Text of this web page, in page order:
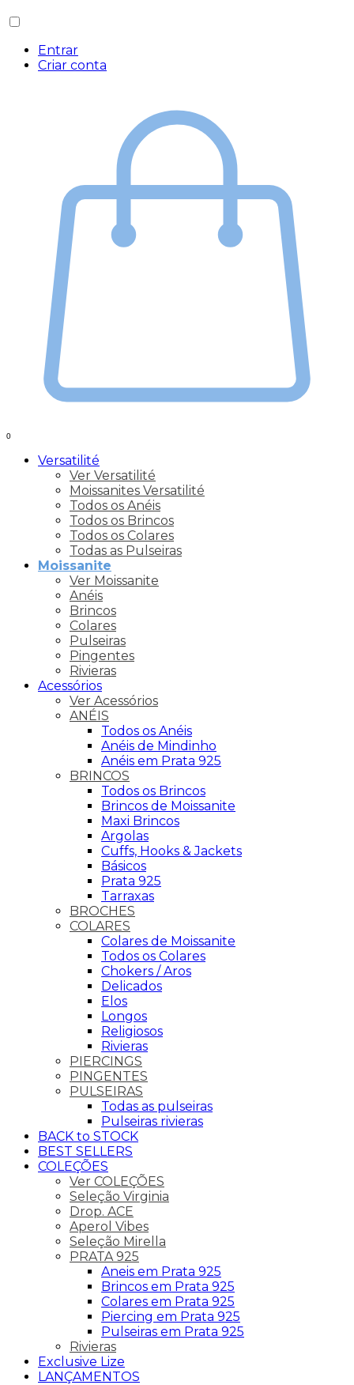
Entrar
Criar conta
0
Versatilité
Ver Versatilité
Moissanites Versatilité
Todos os Anéis
Todos os Brincos
Todos os Colares
Todas as Pulseiras
Moissanite
Ver Moissanite
Anéis
Brincos
Colares
Pulseiras
Pingentes
Rivieras
Acessórios
Ver Acessórios
ANÉIS
Todos os Anéis
Anéis de Mindinho
Anéis em Prata 925
BRINCOS
Todos os Brincos
Brincos de Moissanite
Maxi Brincos
Argolas
Cuffs, Hooks & Jackets
Básicos
Prata 925
Tarraxas
BROCHES
COLARES
Colares de Moissanite
Todos os Colares
Chokers / Aros
Delicados
Elos
Longos
Religiosos
Rivieras
PIERCINGS
PINGENTES
PULSEIRAS
Todas as pulseiras
Pulseiras rivieras
BACK to STOCK
BEST SELLERS
COLEÇÕES
Ver COLEÇÕES
Seleção Virginia
Drop. ACE
Aperol Vibes
Seleção Mirella
PRATA 925
Aneis em Prata 925
Brincos em Prata 925
Colares em Prata 925
Piercing em Prata 925
Pulseiras em Prata 925
Rivieras
Exclusive Lize
LANÇAMENTOS